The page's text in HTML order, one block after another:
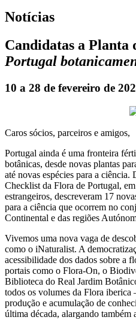
Notícias
Candidatas a Planta
Portugal
10 a 28 de fevereiro de
Caros sócios, parceiros e amigos,
Portugal ainda é uma fronteira
botânicas, desde novas plantas
até novas espécies para a ciência.
Checklist da Flora de Portugal,
estrangeiros, descreveram 17
para a ciência que ocorrem no
Continental e das regiões
Vivemos uma nova vaga de
como o iNaturalist. A
acessibilidade dos dados sobre a
portais como o Flora-On, o
Biblioteca do Real Jardim
todos os volumes da Flora
produção e acumulação de
última década, alargando também